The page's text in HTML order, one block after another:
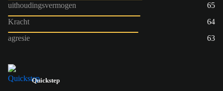
uithoudingsvermogen
65
Kracht
64
agresie
63
Quickstep